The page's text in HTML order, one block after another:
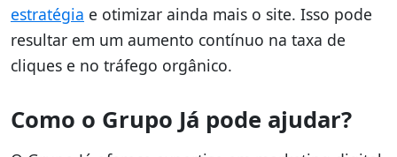
estratégia e otimizar ainda mais o site. Isso pode
resultar em um aumento contínuo na taxa de
cliques e no tráfego orgânico.
Como o Grupo Já pode ajudar?